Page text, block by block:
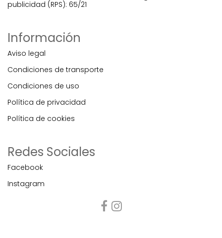
publicidad (RPS): 65/21
Información
Aviso legal
Condiciones de transporte
Condiciones de uso
Política de privacidad
Política de cookies
Redes Sociales
Facebook
Instagram